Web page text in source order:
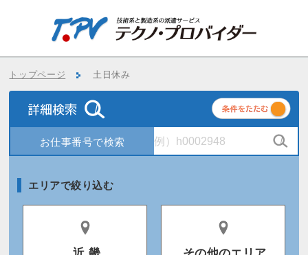
トップページ 土日休み
条
件
エリアで絞り込む